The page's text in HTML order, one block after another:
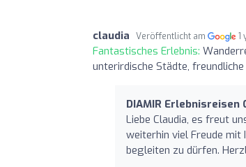
claudia Veröffentlicht am 1
Fantastisches Erlebnis:
unterirdische Städte,
DIAMIR Erlebnisreisen
Liebe Claudia, es freut
weiterhin viel Freude mit
begleiten zu dürfen.